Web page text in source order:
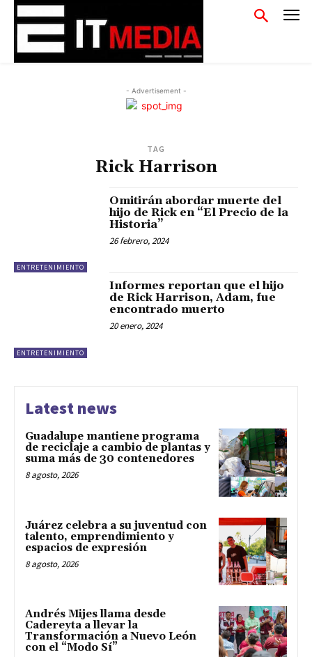
- Advertisement -
TAG
Rick Harrison
ENTRETENIMIENTO
Omitirán abordar muerte del
hijo de Rick en “El Precio de la
Historia”
26 febrero, 2024
ENTRETENIMIENTO
Informes reportan que el hijo
de Rick Harrison, Adam, fue
encontrado muerto
20 enero, 2024
Latest news
Guadalupe mantiene programa
de reciclaje a cambio de plantas y
suma más de 30 contenedores
8 agosto, 2026
Juárez celebra a su juventud con
talento, emprendimiento y
espacios de expresión
8 agosto, 2026
Andrés Mijes llama desde
Cadereyta a llevar la
Transformación a Nuevo León
con el “Modo Sí”